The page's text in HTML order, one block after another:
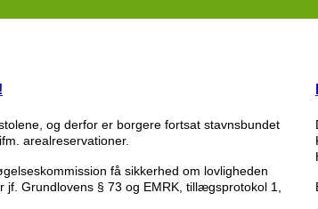
og derfor er borgere fortsat stavnsbundet
arealreservationer.
få sikkerhed om lovligheden
Grundlovens § 73 og EMRK, tillægsprotokol 1,